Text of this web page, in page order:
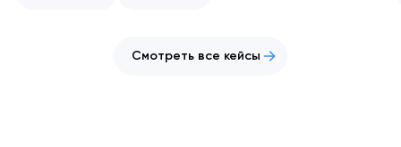
Смотреть все кейсы